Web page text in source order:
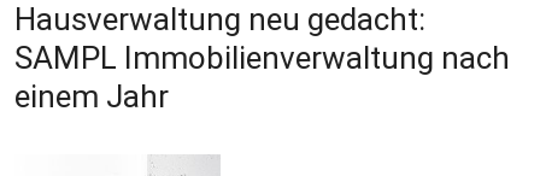
Hausverwaltung neu gedacht:
SAMPL Immobilienverwaltung nach
einem Jahr